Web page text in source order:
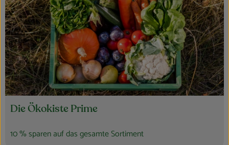
Die Ökokiste Prime
10 % sparen auf das gesamte Sortiment